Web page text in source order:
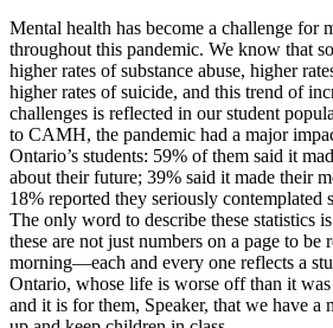
Mental health has become a challenge for
throughout this pandemic. We know that
higher rates of substance abuse, higher
higher rates of suicide, and this trend of
challenges is reflected in our student
to CAMH, the pandemic had a major
Ontario’s students: 59% of them said it
about their future; 39% said it made their
18% reported they seriously contemplated
The only word to describe these statistics
these are not just numbers on a page to be
morning—each and every one reflects a
Ontario, whose life is worse off than it
and it is for them, Speaker, that we have a